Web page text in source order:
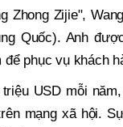
Zhong Zijie",
Quốc). Anh
phục vụ khách
USD mỗi
mạng xã hội.